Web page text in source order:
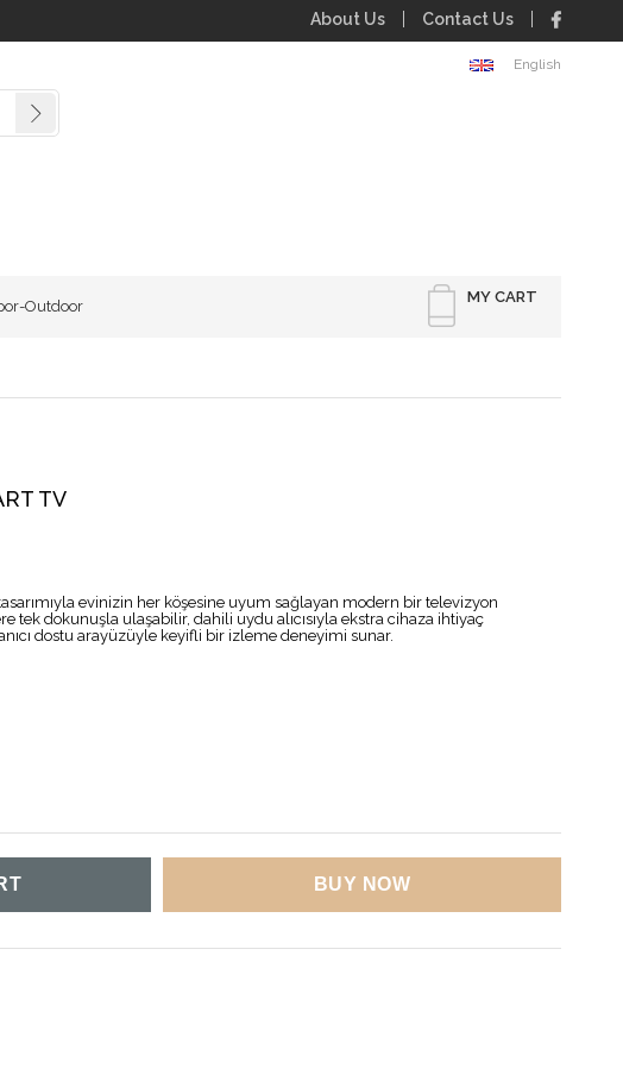
About Us Contact Us
English
MY CART
Outdoor
TV
evinizin her köşesine uyum sağlayan modern bir televizyon
tek dokunuşla ulaşabilir, dahili uydu alıcısıyla ekstra cihaza ihtiyaç
dostu arayüzüyle keyifli bir izleme deneyimi sunar.